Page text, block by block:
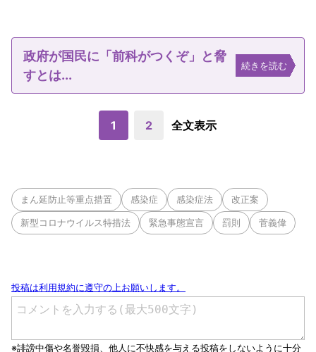
政府が国民に「前科がつくぞ」と脅
すとは...
続きを読む
1 2 全文表示
まん延防止等重点措置 感染症 感染症法 改正案
新型コロナウイルス特措法 緊急事態宣言 罰則 菅義偉